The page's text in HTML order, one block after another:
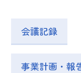
会議記録
事業計画・報